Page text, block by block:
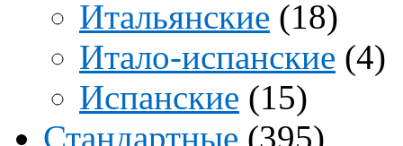
Итальянские (18)
Итало-испанские (4)
Испанские (15)
Стандартные (395)